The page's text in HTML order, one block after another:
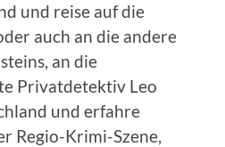
und reise auf die
auch an die andere
an die
Privatdetektiv Leo
und erfahre
Regio-Krimi-Szene,